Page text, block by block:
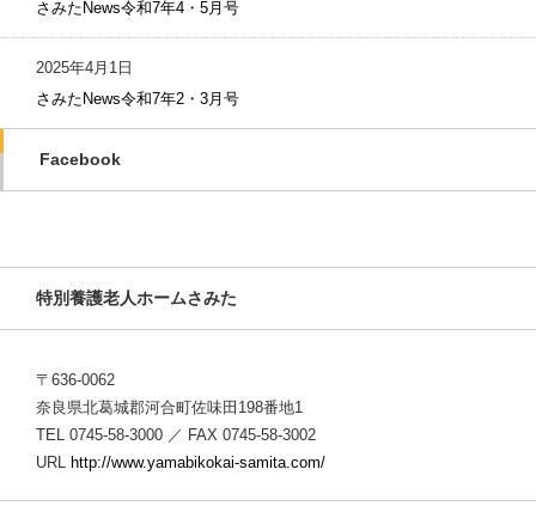
さみたNews令和7年4・5月号
2025年4月1日
さみたNews令和7年2・3月号
Facebook
特別養護老人ホームさみた
〒636-0062
奈良県北葛城郡河合町佐味田198番地1
TEL 0745-58-3000 ／ FAX 0745-58-3002
URL http://www.yamabikokai-samita.com/